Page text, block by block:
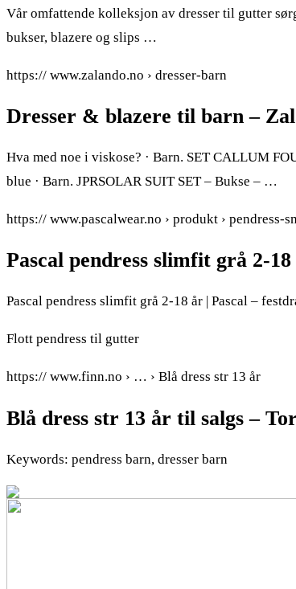
Vår omfattende kolleksjon av dresser til gutter
bukser, blazere og slips …
https:// www.zalando.no › dresser-barn
Dresser & blazere til barn –
Hva med noe i viskose? · Barn. SET CALLUM
blue · Barn. JPRSOLAR SUIT SET – Bukse – …
https:// www.pascalwear.no › produkt › pendress-
Pascal pendress slimfit grå 2-
Pascal pendress slimfit grå 2-18 år | Pascal –
Flott pendress til gutter
https:// www.finn.no › … › Blå dress str 13 år
Blå dress str 13 år til salgs –
Keywords: pendress barn, dresser barn